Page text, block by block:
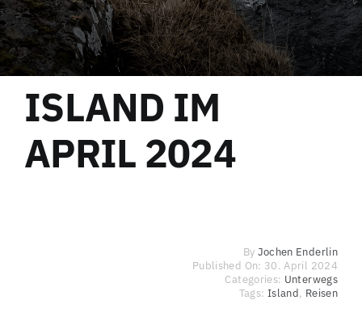
ISLAND IM
APRIL 2024
By Jochen Enderlin
Published On: 30. April 2024
Categories: Unterwegs
Tags: Island, Reisen